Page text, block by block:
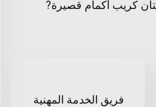
فريق الخدمة المهنية